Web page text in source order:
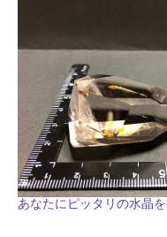
あなたにピッタリの水晶